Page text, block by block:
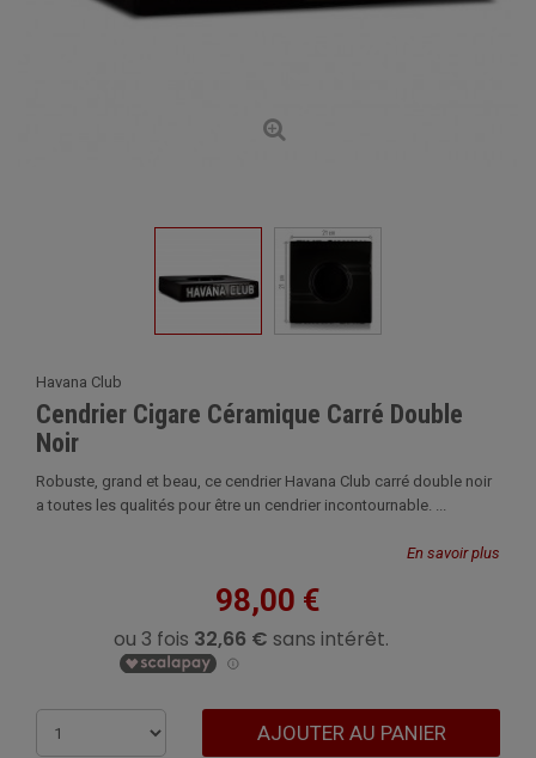
Havana Club
Cendrier Cigare Céramique Carré Double
Noir
Robuste, grand et beau, ce cendrier Havana Club carré double noir
a toutes les qualités pour être un cendrier incontournable. ...
En savoir plus
98,00 €
AJOUTER AU PANIER